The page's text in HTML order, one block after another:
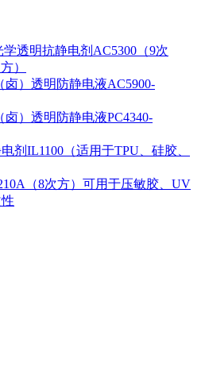
透明抗静电剂AC5300（9次
）
）透明防静电液AC5900-
）透明防静电液PC4340-
剂IL1100（适用于TPU、硅胶、
（8次方）可用于压敏胶、UV